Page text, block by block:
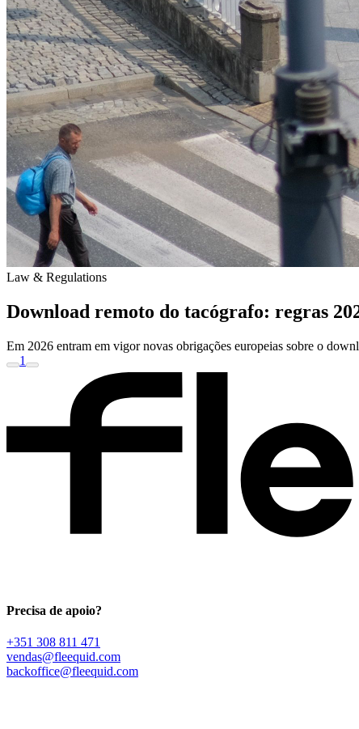
Law & Regulations
Download remoto do tacógrafo: regras
Em 2026 entram em vigor novas obrigações europeias sobre o
1
Precisa de apoio?
+351 308 811 471
vendas@fleequid.com
backoffice@fleequid.com